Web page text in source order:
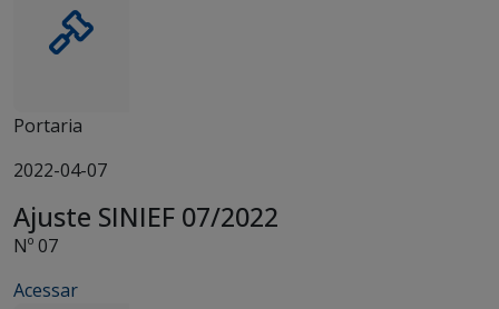
Portaria
2022-04-07
Ajuste SINIEF 07/2022
Nº 07
Acessar